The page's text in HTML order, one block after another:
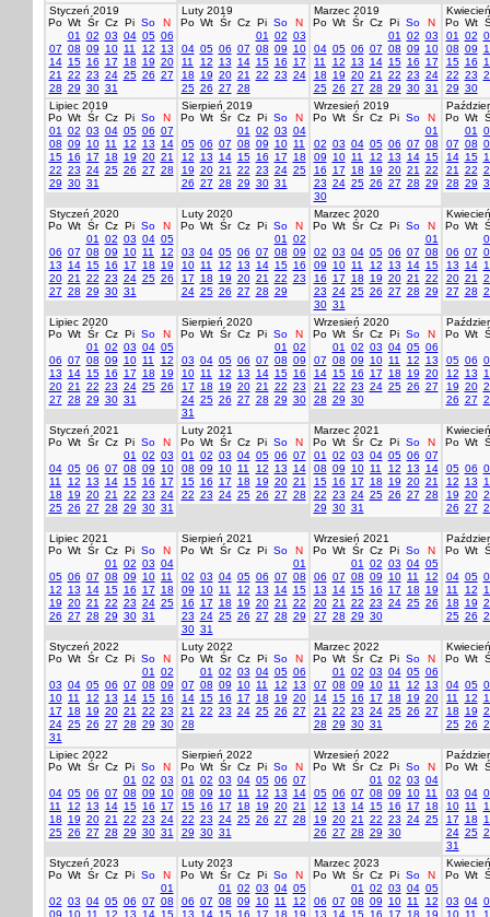
Styczeń 2019
Po Wt Śr Cz Pi So
N
01
02 03 04 05 06
07 08 09 10 11 12
13
14 15 16 17 18 19 20
21
22 23 24 25 26 27
28 29 30 31
Luty 2019
Po Wt Śr Cz Pi So
N
01
02 03
04 05 06 07 08 09
10
11
12 13 14 15 16
17
18
19 20 21 22 23 24
25 26 27 28
Marzec 2019
Po Wt Śr Cz Pi So
N
01
02 03
04 05 06 07 08 09
10
11
12 13 14 15 16
17
18
19 20 21 22 23 24
25 26 27 28 29 30 31
Po Wt
01
02
08 09
15 16
22 23
29 30
Lipiec 2019
Po Wt Śr Cz Pi So
N
01
02 03 04 05 06 07
08 09 10 11 12 13
14
15 16 17 18 19 20 21
22 23 24 25 26 27 28
29 30 31
Sierpień 2019
Po Wt Śr Cz Pi So
N
01
02 03 04
05 06 07 08 09 10 11
12
13 14 15 16 17
18
19 20 21 22 23 24 25
26 27 28 29 30 31
Wrzesień 2019
Po Wt Śr Cz Pi So
N
01
02 03 04 05 06 07 08
09
10 11 12 13 14 15
16
17 18 19 20 21
22
23 24 25 26 27 28 29
30
Po Wt
01
07 08
14 15
21
22
28 29
Styczeń 2020
Po Wt Śr Cz Pi So
N
01
02 03 04 05
06 07 08 09 10 11
12
13
14 15 16 17 18
19
20 21 22 23 24 25 26
27 28 29 30 31
Luty 2020
Po Wt Śr Cz Pi So
N
01
02
03 04 05 06 07 08 09
10 11 12 13 14 15 16
17
18 19 20 21 22 23
24 25 26 27 28 29
Marzec 2020
Po Wt Śr Cz Pi So
N
01
02 03 04 05 06 07 08
09
10 11 12 13 14 15
16
17 18 19 20 21
22
23 24 25 26 27 28 29
30 31
Po Wt
06 07
13
14
20 21
27 28
Lipiec 2020
Po Wt Śr Cz Pi So
N
01
02 03 04 05
06 07 08 09 10 11
12
13
14 15 16 17 18
19
20 21 22 23 24 25 26
27 28 29 30 31
Sierpień 2020
Po Wt Śr Cz Pi So
N
01
02
03 04 05 06 07 08 09
10 11 12 13 14 15 16
17
18 19 20 21 22 23
24 25 26 27 28 29 30
31
Wrzesień 2020
Po Wt Śr Cz Pi So
N
01
02 03 04 05 06
07 08 09 10 11 12
13
14 15 16 17 18 19 20
21
22 23 24 25 26 27
28 29 30
Po Wt
05 06
12
13
19 20
26 27
Styczeń 2021
Po Wt Śr Cz Pi So
N
01
02 03
04 05 06 07 08 09
10
11
12 13 14 15 16
17
18
19 20 21 22 23 24
25 26 27 28 29 30 31
Luty 2021
Po Wt Śr Cz Pi So
N
01
02 03 04 05 06 07
08 09 10 11 12 13
14
15 16 17 18 19 20 21
22 23 24 25 26 27 28
Marzec 2021
Po Wt Śr Cz Pi So
N
01
02 03 04 05 06 07
08 09 10 11 12 13
14
15 16 17 18 19 20 21
22 23 24 25 26 27 28
29 30 31
Po Wt
05 06
12
13
19 20
26 27
Lipiec 2021
Po Wt Śr Cz Pi So
N
01
02 03 04
05 06 07 08 09 10 11
12
13 14 15 16 17
18
19 20 21 22 23 24 25
26 27 28 29 30 31
Sierpień 2021
Po Wt Śr Cz Pi So
N
01
02 03 04 05 06 07 08
09
10 11 12 13 14 15
16
17 18 19 20 21
22
23 24 25 26 27 28 29
30 31
Wrzesień 2021
Po Wt Śr Cz Pi So
N
01
02 03 04 05
06 07 08 09 10 11
12
13
14 15 16 17 18
19
20 21 22 23 24 25 26
27 28 29 30
Po Wt
04 05
11
12
18
19
25 26
Styczeń 2022
Po Wt Śr Cz Pi So
N
01
02
03 04 05 06 07 08 09
10 11 12 13 14 15 16
17
18 19 20 21 22 23
24 25 26 27 28 29 30
31
Luty 2022
Po Wt Śr Cz Pi So
N
01
02 03 04 05 06
07 08 09 10 11 12
13
14 15 16 17 18 19 20
21
22 23 24 25 26 27
28
Marzec 2022
Po Wt Śr Cz Pi So
N
01
02 03 04 05 06
07 08 09 10 11 12
13
14 15 16 17 18 19 20
21
22 23 24 25 26 27
28 29 30 31
Po Wt
04 05
11
12
18
19
25 26
Lipiec 2022
Po Wt Śr Cz Pi So
N
01
02 03
04 05 06 07 08 09
10
11
12 13 14 15 16
17
18
19 20 21 22 23 24
25 26 27 28 29 30 31
Sierpień 2022
Po Wt Śr Cz Pi So
N
01
02 03 04 05 06 07
08 09 10 11 12 13
14
15 16 17 18 19 20 21
22 23 24 25 26 27 28
29 30 31
Wrzesień 2022
Po Wt Śr Cz Pi So
N
01
02 03 04
05 06 07 08 09 10 11
12
13 14 15 16 17
18
19 20 21 22 23 24 25
26 27 28 29 30
Po Wt
03 04
10 11
17
18
24 25
31
Styczeń 2023
Po Wt Śr Cz Pi So
N
01
02 03 04 05 06 07 08
09
10 11 12 13 14 15
Luty 2023
Po Wt Śr Cz Pi So
N
01
02 03 04 05
06 07 08 09 10 11
12
13
14 15 16 17 18
19
Marzec 2023
Po Wt Śr Cz Pi So
N
01
02 03 04 05
06 07 08 09 10 11
12
13
14 15 16 17 18
19
Po Wt
03 04
10 11